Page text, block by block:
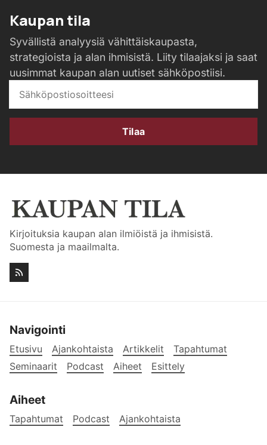
Kaupan tila
Syvällistä analyysiä vähittäiskaupasta,
strategioista ja alan ihmisistä. Liity tilaajaksi ja saat
uusimmat kaupan alan uutiset sähköpostiisi.
Tilaa
Kirjoituksia kaupan alan ilmiöistä ja ihmisistä.
Suomesta ja maailmalta.
Navigointi
Etusivu Ajankohtaista Artikkelit
Tapahtumat
Seminaarit
Podcast Aiheet Esittely
Aiheet
Tapahtumat Podcast Ajankohtaista